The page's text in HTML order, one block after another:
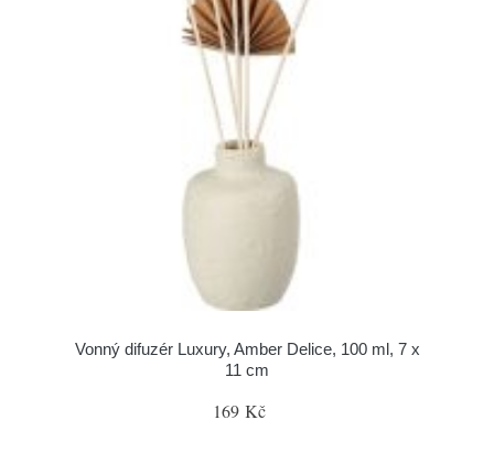
Vonný difuzér Luxury, Amber Delice, 100 ml, 7 x
11 cm
169 Kč